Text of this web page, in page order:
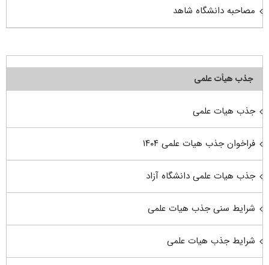
مصاحبه دانشگاه شاهد
جذب هیأت علمی
جذب هیات علمی
فراخوان جذب هیات علمی ۱۴۰۴
جذب هیات علمی دانشگاه آزاد
شرایط سنی جذب هیات علمی
شرایط جذب هیات علمی